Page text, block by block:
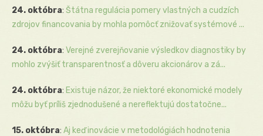
24. októbra: Štátna regulácia pomery vlastných a cudzích
zdrojov financovania by mohla pomôcť znižovať systémové ...
24. októbra: Verejné zverejňovanie výsledkov diagnostiky by
mohlo zvýšiť transparentnosť a dôveru akcionárov a zá...
24. októbra: Existuje názor, že niektoré ekonomické modely
môžu byť príliš zjednodušené a nereflektujú dostatočne...
15. októbra: Aj keď inovácie v metodológiách hodnotenia